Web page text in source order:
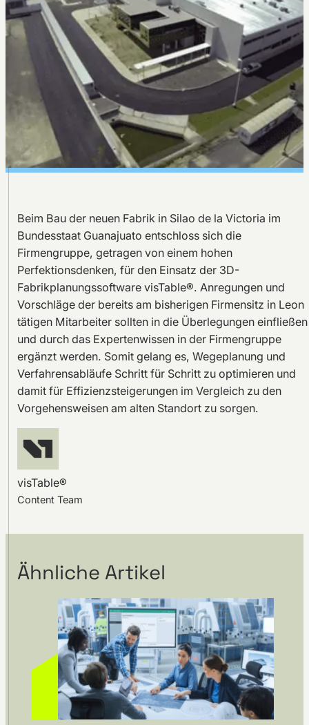
Beim Bau der neuen Fabrik in Silao de la Victoria im
Bundesstaat Guanajuato entschloss sich die
Firmengruppe, getragen von einem hohen
Perfektionsdenken, für den Einsatz der 3D-
Fabrikplanungssoftware visTable®. Anregungen und
Vorschläge der bereits am bisherigen Firmensitz in Leon
tätigen Mitarbeiter sollten in die Überlegungen einfließen
und durch das Expertenwissen in der Firmengruppe
ergänzt werden. Somit gelang es, Wegeplanung und
Verfahrensabläufe Schritt für Schritt zu optimieren und
damit für Effizienzsteigerungen im Vergleich zu den
Vorgehensweisen am alten Standort zu sorgen.
visTable®
Content Team
Ähnliche Artikel